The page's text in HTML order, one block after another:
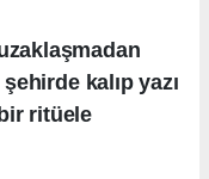
kalıp yazı
ritüele